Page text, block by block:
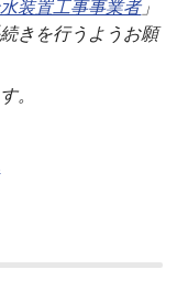
装置工事事業者」
きを行うようお願
。